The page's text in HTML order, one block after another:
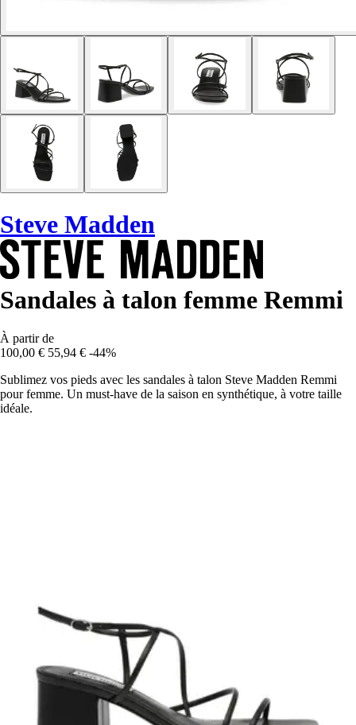
Steve Madden
Sandales à talon femme Remmi
À partir de
100,00 € 55,94 € -44%
Sublimez vos pieds avec les sandales à talon Steve Madden Remmi
pour femme. Un must-have de la saison en synthétique, à votre taille
idéale.